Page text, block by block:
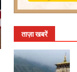
ताज़ा खबरें